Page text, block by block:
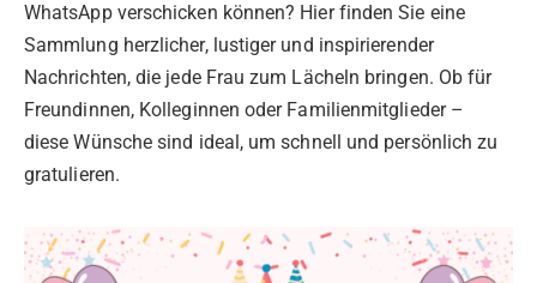
WhatsApp verschicken können? Hier finden Sie eine
Sammlung herzlicher, lustiger und inspirierender
Nachrichten, die jede Frau zum Lächeln bringen. Ob für
Freundinnen, Kolleginnen oder Familienmitglieder –
diese Wünsche sind ideal, um schnell und persönlich zu
gratulieren.